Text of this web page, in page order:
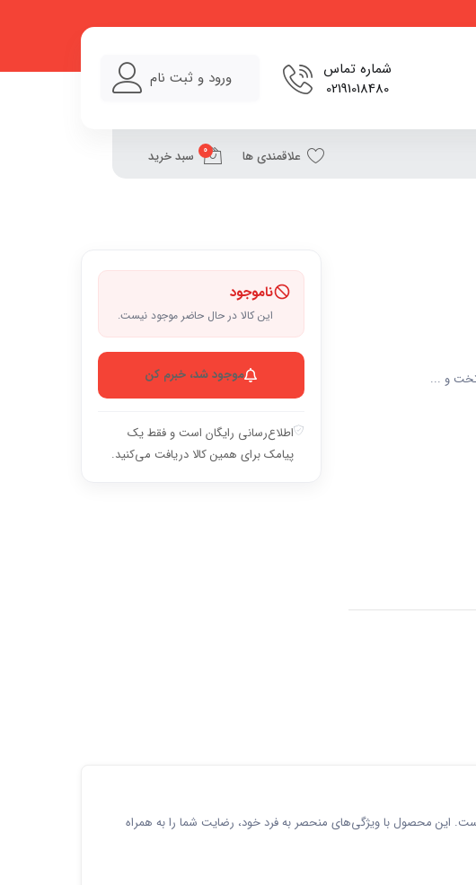
شماره تماس
02191018480
ورود و ثبت نام
علاقمندی ها 0 سبد خرید
تخت و ...
ناموجود
این کالا در حال حاضر موجود نیست.
موجود شد، خبرم کن
اطلاع‌رسانی رایگان است و فقط یک
پیامک برای همین کالا دریافت می‌کنید.
خنک کردن محیط زندگی و کاری شما است. این محصول با ویژگی‌های منحصر به فرد خود، رضایت شما را به همراه